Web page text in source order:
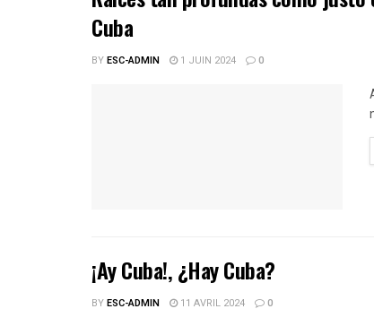
Cuba
BYESC-ADMIN 1 JUIN 2024 0
¡Ay Cuba!, ¿Hay Cuba?
BYESC-ADMIN 11 AVRIL 2024 0